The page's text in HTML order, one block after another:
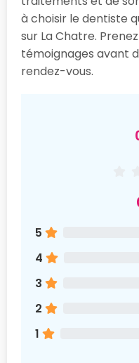
à choisir le dentiste
sur La Chatre.
témoignages avant
rendez-vous.
5
4
3
2
1